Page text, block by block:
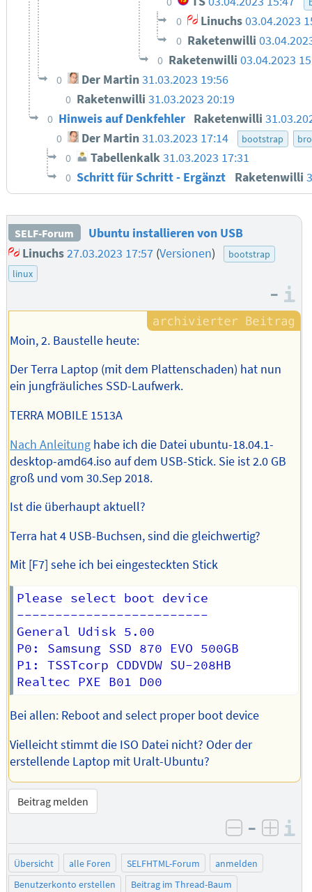
0 Linuchs03.04.2023
0 Raketenwilli
0 Raketenwilli03.04.2023
0 Der Martin31.03.2023 19:56
0 Raketenwilli31.03.2023 20:19
0 Hinweis auf Denkfehler Raketenwilli
0 Der Martin31.03.2023 17:14 bootstrap
0 Tabellenkalk31.03.2023 17:31
0 Schritt für Schritt - Ergänzt Raketenwilli
SELF-Forum
Ubuntu installieren von USB
Linuchs 27.03.2023 17:57 (Versionen)
bootstrap
linux
–
Moin, 2. Baustelle heute:
Der Terra Laptop (mit dem Plattenschaden) hat nun
ein jungfräuliches SSD-Laufwerk.
TERRA MOBILE 1513A
Nach Anleitung habe ich die Datei ubuntu-18.04.1-
desktop-amd64.iso auf dem USB-Stick. Sie ist 2.0 GB
groß und vom 30.Sep 2018.
Ist die überhaupt aktuell?
Terra hat 4 USB-Buchsen, sind die gleichwertig?
Mit [F7] sehe ich bei eingesteckten Stick
Please select boot device
-------------------------
General Udisk 5.00
P0: Samsung SSD 870 EVO 500GB
P1: TSSTcorp CDDVDW SU-208HB
Bei allen: Reboot and select proper boot device
Vielleicht stimmt die ISO Datei nicht? Oder der
erstellende Laptop mit Uralt-Ubuntu?
Beitrag melden
negativ
–
Übersicht alle Foren SELFHTML-Forum
anmelden
Benutzerkonto erstellen
Beitrag im Thread-Baum